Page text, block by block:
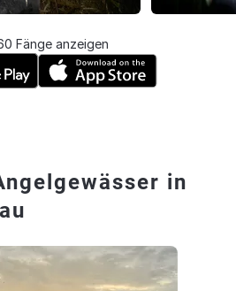
Fänge anzeigen
in